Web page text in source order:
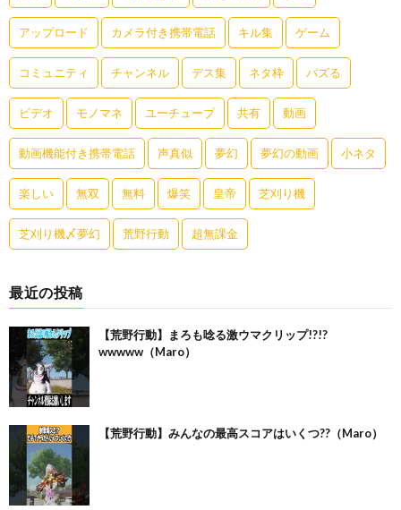
アップロード カメラ付き携帯電話 キル集 ゲーム
コミュニティ チャンネル デス集 ネタ枠 バズる
ビデオ モノマネ ユーチューブ 共有 動画
動画機能付き携帯電話 声真似 夢幻 夢幻の動画 小ネタ
楽しい 無双 無料 爆笑 皇帝 芝刈り機
芝刈り機〆夢幻 荒野行動 超無課金
最近の投稿
【荒野行動】まろも唸る激ウマクリップ!?!?
wwwww（Maro）
【荒野行動】みんなの最高スコアはいくつ??（Maro）